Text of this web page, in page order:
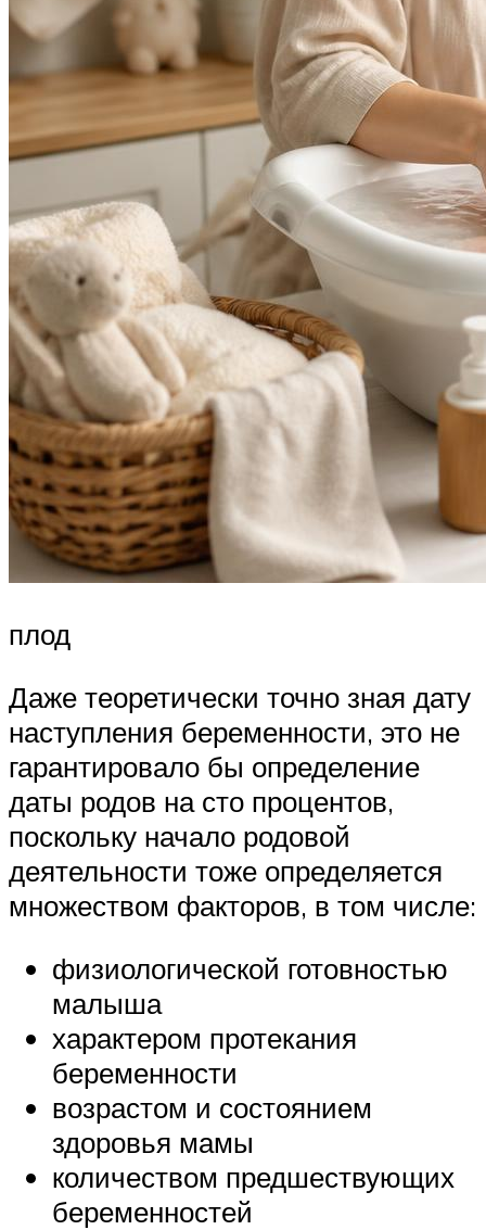
плод
Даже теоретически точно зная дату
наступления беременности, это не
гарантировало бы определение
даты родов на сто процентов,
поскольку начало родовой
деятельности тоже определяется
множеством факторов, в том числе:
физиологической готовностью
малыша
характером протекания
беременности
возрастом и состоянием
здоровья мамы
количеством предшествующих
беременностей